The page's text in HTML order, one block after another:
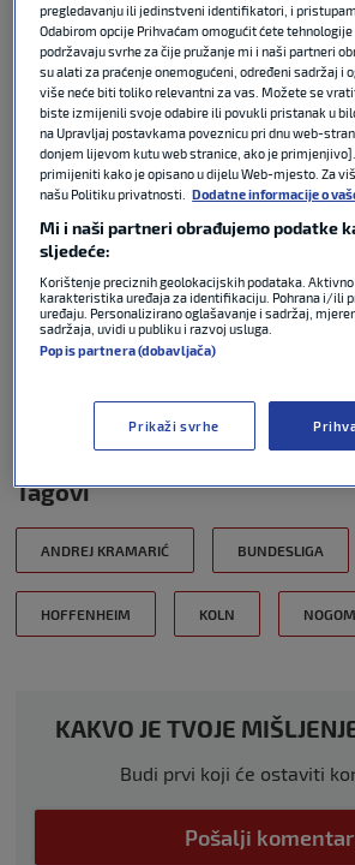
Napadač Hoffenheima Andrej
prvim sekundama susreta 4. kola
protiv Kolna zabio je za vodstvo
drugi gol u Bundesligi ove sezone.
Gledatelji u Hrvatskoj program
sportskog kanala Sport Klub i
platforme EON koja je dostupna
gledateljima.
Tagovi
ANDREJ KRAMARIĆ BUNDESLIGA
HOFFENHEIM KOLN
KAKVO JE TVOJE
Budi prvi koji će ostaviti
Pošalji komentar
pregledavanju ili jedinstveni identifikatori, i
Odabirom opcije Prihvaćam omogućit ćete
podržavaju svrhe za čije pružanje mi i naši partneri
su alati za praćenje onemogućeni, određeni sadržaj i
više neće biti toliko relevantni za vas. Možete se
biste izmijenili svoje odabire ili povukli pristanak u
na Upravljaj postavkama poveznicu pri dnu web-
donjem lijevom kutu web stranice, ako je
primijeniti kako je opisano u dijelu Web-mjesto. Za
našu Politiku privatnosti.
Dodatne informacije o
Mi i naši partneri obrađujemo podatke
sljedeće:
Korištenje preciznih geolokacijskih podataka.
karakteristika uređaja za identifikaciju. Pohrana i/ili
uređaju. Personalizirano oglašavanje i sadržaj,
sadržaja, uvidi u publiku i razvoj usluga.
Popis partnera (dobavljača)
Prikaži svrhe